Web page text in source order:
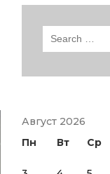
Search
Август 2026
Пн
Вт Ср